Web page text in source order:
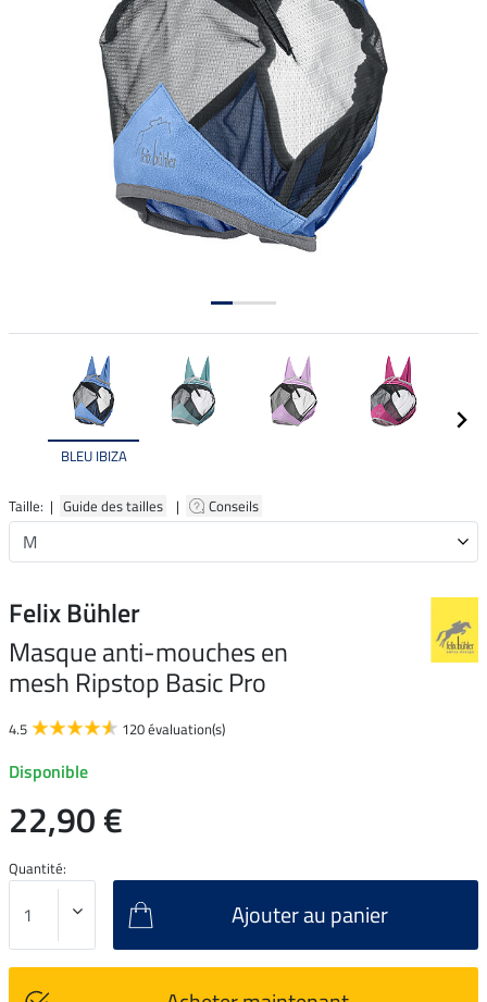
BLEU IBIZA
Taille: | Guide des tailles | Conseils
Felix Bühler
Masque anti-mouches en
mesh Ripstop Basic Pro
4.5 120 évaluation(s)
Disponible
22,90 €
Quantité:
Ajouter au panier